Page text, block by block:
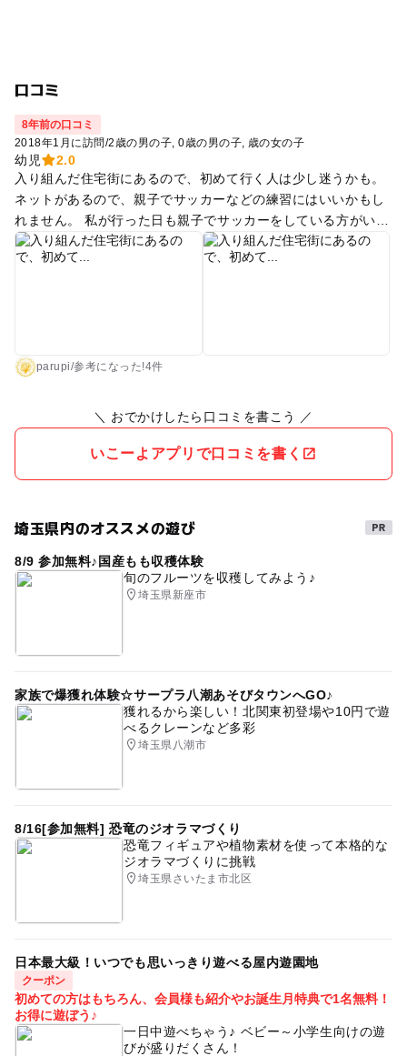
口コミ
8年前の口コミ
2018年1月に訪問/2歳の男の子 0歳の男の子 歳の女の子
幼児
2.0
入り組んだ住宅街にあるので、初めて行く人は少し迷うかも。
ネットがあるので、親子でサッカーなどの練習にはいいかもし
れません。 私が行った日も親子でサッカーをしている方がいま
した。うちは子供がボールを追いかけてしまうので 早めに帰り
ましたが、遊具などもあるので親の言うことをちゃんと聞ける
parupi/参考に なった!4件
＼ おでかけしたら口コミを書こう ／
いこーよアプリで口コミを書く
埼玉県内のオススメの遊び
8/9 参加無料♪国産もも収穫体験
旬のフルーツを収穫してみよう♪
埼玉県新座市
家族で爆獲れ体験☆サープラ八潮あそびタウンへGO♪
獲れるから楽しい！北関東初登場や10円で遊
べるクレーンなど多彩
埼玉県八潮市
8/16[参加無料] 恐竜のジオラマづくり
恐竜フィギュアや植物素材を使って本格的な
ジオラマづくりに挑戦
埼玉県さいたま市北区
日本最大級！いつでも思いっきり遊べる屋内遊園地
クーポン
初めての方はもちろん、会員様も紹介やお誕生月特典で1名無料！
お得に遊ぼう♪
一日中遊べちゃう♪ ベビー～小学生向けの遊
びが盛りだくさん！